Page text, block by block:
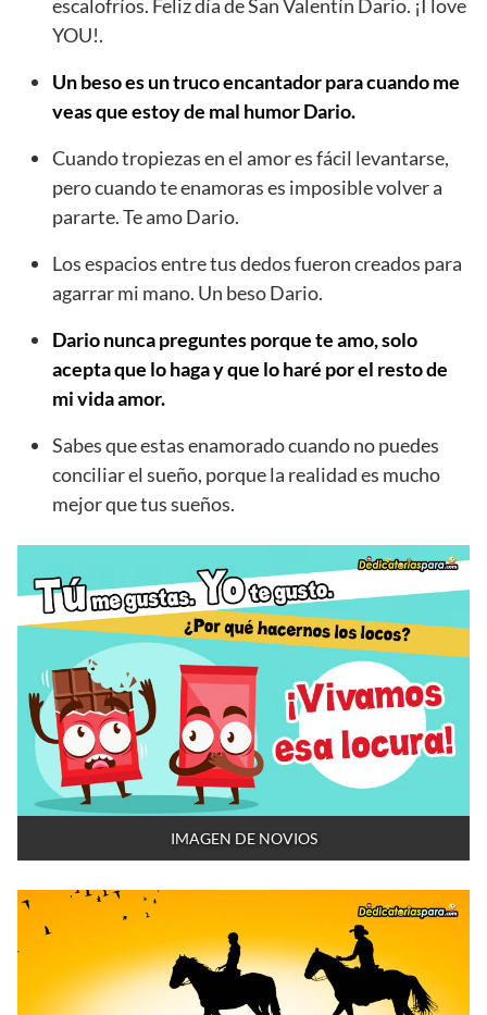
escalofríos. Feliz día de San Valentín Dario. ¡I love
YOU!.
Un beso es un truco encantador para cuando me
veas que estoy de mal humor Dario.
Cuando tropiezas en el amor es fácil levantarse,
pero cuando te enamoras es imposible volver a
pararte. Te amo Dario.
Los espacios entre tus dedos fueron creados para
agarrar mi mano. Un beso Dario.
Dario nunca preguntes porque te amo, solo
acepta que lo haga y que lo haré por el resto de
mi vida amor.
Sabes que estas enamorado cuando no puedes
conciliar el sueño, porque la realidad es mucho
mejor que tus sueños.
IMAGEN DE NOVIOS